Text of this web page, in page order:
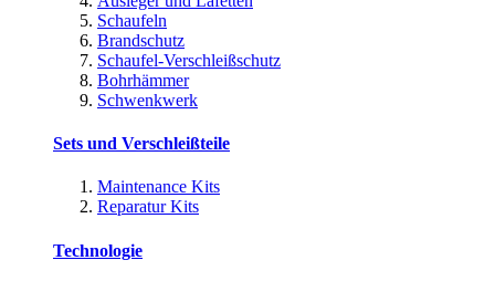
Schaufeln
Brandschutz
Schaufel-Verschleißschutz
Bohrhämmer
Schwenkwerk
Sets und Verschleißteile
Maintenance Kits
Reparatur Kits
Technologie